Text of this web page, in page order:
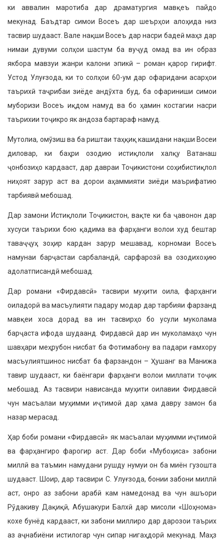
ки аввалин маротиба дар драматургия мавқеъ пайдо
мекунад. Баъдтар си­мои Восеъ дар шеърҳои алоҳида низ
тасвир шудааст. Вале нақши Восеъ дар насри бадеӣ маҳз дар
нимаи ду­вуми солҳои шастум ба вуҷуд омад ва ин образ
якбора мавзуи жанри калони эпикӣ – роман қарор гирифт.
Устод Улуғзода, ки то солҳои 60-ум дар офаридани асарҳои
таърихӣ таҷрибаи зиёде андӯхта буд, ба офариниши симои
муборизи Восеъ иқдом намуд ва бо ҳамин костагии насри
таърихии тоҷикро як андоза бартараф намуд.
Мутолиа, омӯзиш ва ба риштаи таҳқиқ кашидани нақши Восеи
дило­вар, ки баҳри озодию истиқлоли халқу Ватанаш
ҷонбозиҳо кардааст, дар давраи Тоҷикистони соҳибистиқлол
ниҳоят зарур аст ва дорои аҳамми­яти зиёди маърифатию
тарбиявӣ мебошад.
Дар замони Истиқлоли Тоҷикистон, вақте ки ба ҷавонон дар
хусуси таъри­хи бою қадима ва фарҳанги волои худ бештар
таваҷҷуҳ зоҳир кардан зарур мешавад, корномаи Восеъ
намунаи барҷастаи сарбаландӣ, сарфарозӣ ва озодихоҳию
адолатписандӣ мебошад.
Дар романи «Фирдавсӣ» тасвири муҳити оила, фарҳанги
оиладорӣ ва масъулияти падару модар дар тарби­яи фарзанд
мавқеи хоса дорад ва ин тасвирҳо бо усули муколама
барҷаста ифода шудаанд. Фирдавсӣ дар ин муколамаҳо чун
шавҳари меҳрубон нисбат ба Фотимабону ва падари ғамхору
масъулиятшинос нисбат ба фарзандон – Ҳушанг ва Манижа
тавир шудааст, ки баёнгари фарҳанги волои миллати тоҷик
мебошад. Аз тасвири нависанда муҳити оилавии Фирдавсӣ
чун масъалаи муҳимми иҷтимоӣ дар ҳама давру замон ба
назар мерасад.
Ҳар боби романи «Фирдавсӣ» як масъалаи муҳимми иҷтимоӣ
ва фарҳангиро фарогир аст. Дар боби «Мубоҳиса» забони
миллӣ ва таъмин намудани рушду нумуи он ба миён гузошта
шудааст. Шоир, дар тасвири С. Улуғзода, бонии забони миллӣ
аст, онро аз забони арабӣ кам намедонад ва чун ашъори
Рӯдакиву Дақиқӣ, Абу­шакури Балхӣ дар мисоли «Шоҳнома»
кохе бунёд кардааст, ки забони милли­ро дар дарозои таърих
аз аҷнабиёни истилогар чун сипар нигаҳдорӣ меку­над. Маҳз